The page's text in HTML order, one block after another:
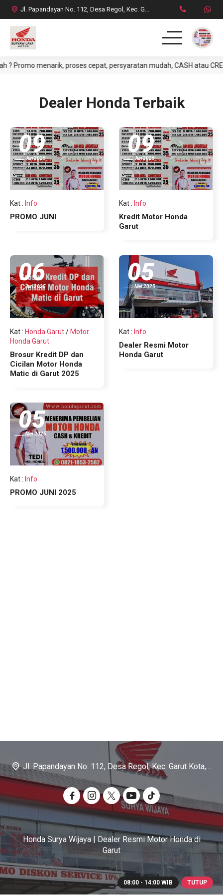
Jl. Papandayan No. 112, Desa Regol, Kec. Garut Kota, Kab. Garut
08:00 - 14:00 WIB TUTUP
HOME
BROSUR CREDIT
SYARAT CASH / CREDIT
Promo menarik, proses cepat, persyaratan mudah, CASH atau
Dealer Honda Terbaik
09
Jun 2025
Kat: Info
PROMO JUNI
09
Jun 2025
Kat: Info
Kredit Motor Honda
Garut
06
Jun 2025
Kat: Honda Garut/ Motor
Honda Garut
Brosur Kredit DP dan
Cicilan Motor Honda
Matic di Garut 2025
05
Mei 2025
Kat: Info
Dealer Resmi Motor
Honda Garut
05
Mei 2025
Kat: Info
PROMO JUNI 2025
Jl. Papandayan No. 112, Desa Regol, Kec. Garut Kota, Kab. Garut
Honda Surya Wijaya | Dealer Resmi Motor Honda di
Garut